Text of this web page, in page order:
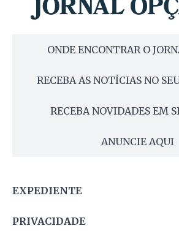
ONDE ENCONTRAR O
RECEBA AS NOTÍCIAS NO
RECEBA NOVIDADES EM
ANUNCIE AQUI
EXPEDIENTE
PRIVACIDADE